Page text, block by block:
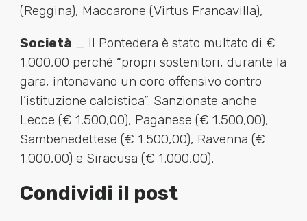
(Reggina), Maccarone (Virtus Francavilla),
Società _ Il Pontedera è stato multato di €
1.000,00 perché “propri sostenitori, durante la
gara, intonavano un coro offensivo contro
l’istituzione calcistica”. Sanzionate anche
Lecce (€ 1.500,00), Paganese (€ 1.500,00),
Sambenedettese (€ 1.500,00), Ravenna (€
1.000,00) e Siracusa (€ 1.000,00).
Condividi il post